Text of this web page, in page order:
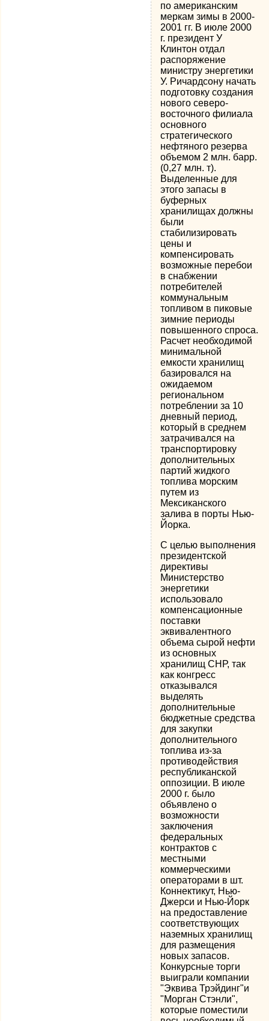
по американским
меркам зимы в 2000-
2001 гг. В июле 2000
г. президент У
Клинтон отдал
распоряжение
министру энергетики
У. Ричардсону начать
подготовку создания
нового северо-
восточного филиала
основного
стратегического
нефтяного резерва
объемом 2 млн. барр.
(0,27 млн. т).
Выделенные для
этого запасы в
буферных
хранилищах должны
были
стабилизировать
цены и
компенсировать
возможные перебои
в снабжении
потребителей
коммунальным
топливом в пиковые
зимние периоды
повышенного спроса.
Расчет необходимой
минимальной
емкости хранилищ
базировался на
ожидаемом
региональном
потреблении за 10
дневный период,
который в среднем
затрачивался на
транспортировку
дополнительных
партий жидкого
топлива морским
путем из
Мексиканского
залива в порты Нью-
Йорка.
С целью выполнения
президентской
директивы
Министерство
энергетики
использовало
компенсационные
поставки
эквивалентного
объема сырой нефти
из основных
хранилищ СНР, так
как конгресс
отказывался
выделять
дополнительные
бюджетные средства
для закупки
дополнительного
топлива из-за
противодействия
республиканской
оппозиции. В июле
2000 г. было
объявлено о
возможности
заключения
федеральных
контрактов с
местными
коммерческими
операторами в шт.
Коннектикут, Нью-
Джерси и Нью-Йорк
на предоставление
соответствующих
наземных хранилищ
для размещения
новых запасов.
Конкурсные торги
выиграли компании
"Эквива Трэйдинг"и
"Морган Стэнли",
которые поместили